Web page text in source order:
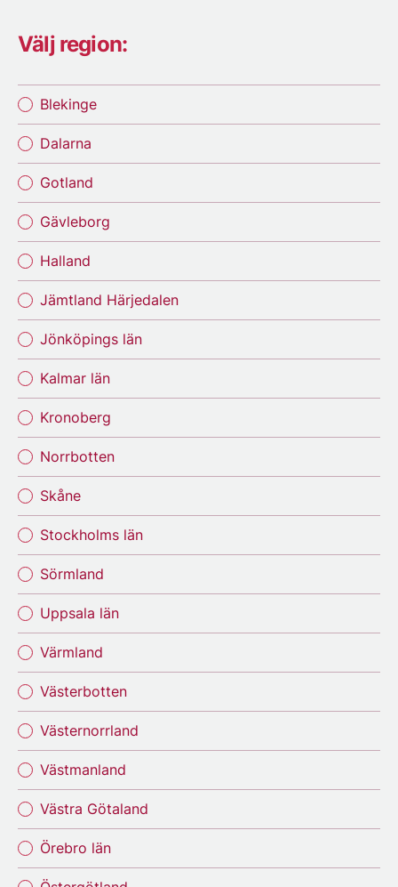
Välj region:
Blekinge
Dalarna
Gotland
Gävleborg
Halland
Jämtland Härjedalen
Jönköpings län
Kalmar län
Kronoberg
Norrbotten
Skåne
Stockholms län
Sörmland
Uppsala län
Värmland
Västerbotten
Västernorrland
Västmanland
Västra Götaland
Örebro län